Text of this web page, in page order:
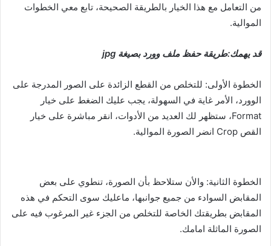
من التعامل مع هذا الخيار بالطريقة الصحيحة، تابع معي الخطوات
الموالية.
قد يهمك:طريقة حفظ ملف وورد بصيغة jpg
الخطوة الأولى: للتخلص من القطع الزائدة على الصور المدرجة على
الوورد، الأمر غاية في السهولة، يجب عليك الضغط على خيار
Format، ستظهر لك العديد من الأدوات، انقر مباشرة على خيار
القص Crop انضر الصورة الموالية.
الخطوة الثانية: والأن ستلاحظ بأن الصورة، تنطوي على بعض
المقابض السوادء من جميع جوانبها، ماعليك سوى التحكم في هذه
المقابض بطريقتك الخاصة للتخلص من الجزء غير المرغوب فيه على
الصورة الماثلة امامك.